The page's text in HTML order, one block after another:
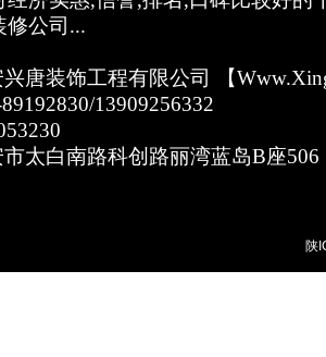
修公司...
兴唐装饰工程有限公司 【
13909256332
市太白南路科创路丽湾蓝岛B座506
陕